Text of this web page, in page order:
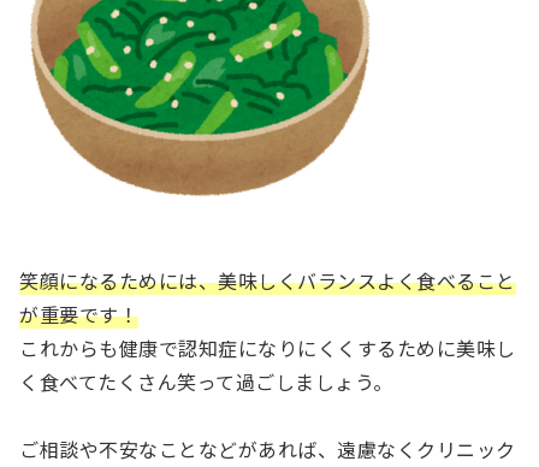
笑顔になるためには、美味しくバランスよく食べること
が重要です！
これからも健康で認知症になりにくくするために美味し
く食べてたくさん笑って過ごしましょう。
ご相談や不安なことなどがあれば、遠慮なくクリニック